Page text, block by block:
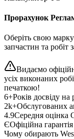
Прорахунок
Оберіть свою
запчастин та робіт
Видаємо
усіх виконаних
печаткою!
6+Років досвіду на
2k+Обслугованих
4.9Середня оцінка
ЄОфіційна гарантія
Чому обирають